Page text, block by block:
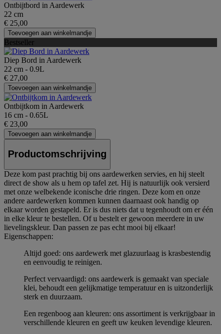
Ontbijtbord in Aardewerk
22 cm
€ 25,00
Toevoegen aan winkelmandje
Bestseller
Diep Bord in Aardewerk
22 cm - 0.9L
€ 27,00
Toevoegen aan winkelmandje
Ontbijtkom in Aardewerk
16 cm - 0.65L
€ 23,00
Toevoegen aan winkelmandje
Productomschrijving
Deze kom past prachtig bij ons aardewerken servies, en hij steelt
direct de show als u hem op tafel zet. Hij is natuurlijk ook versierd
met onze welbekende iconische drie ringen. Deze kom en onze
andere aardewerken kommen kunnen daarnaast ook handig op
elkaar worden gestapeld. Er is dus niets dat u tegenhoudt om er één
in elke kleur te bestellen. Of u bestelt er gewoon meerdere in uw
lievelingskleur. Dan passen ze pas echt mooi bij elkaar!
Eigenschappen:
Altijd goed: ons aardewerk met glazuurlaag is krasbestendig
en eenvoudig te reinigen.
Perfect vervaardigd: ons aardewerk is gemaakt van speciale
klei, behoudt een gelijkmatige temperatuur en is uitzonderlijk
sterk en duurzaam.
Een regenboog aan kleuren: ons assortiment is verkrijgbaar in
verschillende kleuren en geeft uw keuken levendige kleuren.